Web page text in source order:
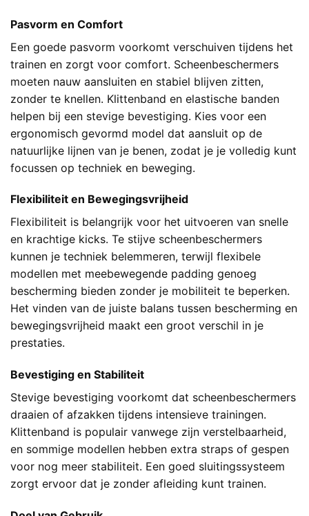
Pasvorm en Comfort
Een goede pasvorm voorkomt verschuiven tijdens het
trainen en zorgt voor comfort. Scheenbeschermers
moeten nauw aansluiten en stabiel blijven zitten,
zonder te knellen. Klittenband en elastische banden
helpen bij een stevige bevestiging. Kies voor een
ergonomisch gevormd model dat aansluit op de
natuurlijke lijnen van je benen, zodat je je volledig kunt
focussen op techniek en beweging.
Flexibiliteit en Bewegingsvrijheid
Flexibiliteit is belangrijk voor het uitvoeren van snelle
en krachtige kicks. Te stijve scheenbeschermers
kunnen je techniek belemmeren, terwijl flexibele
modellen met meebewegende padding genoeg
bescherming bieden zonder je mobiliteit te beperken.
Het vinden van de juiste balans tussen bescherming en
bewegingsvrijheid maakt een groot verschil in je
prestaties.
Bevestiging en Stabiliteit
Stevige bevestiging voorkomt dat scheenbeschermers
draaien of afzakken tijdens intensieve trainingen.
Klittenband is populair vanwege zijn verstelbaarheid,
en sommige modellen hebben extra straps of gespen
voor nog meer stabiliteit. Een goed sluitingssysteem
zorgt ervoor dat je zonder afleiding kunt trainen.